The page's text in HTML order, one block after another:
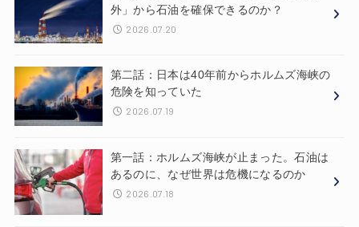
外」から石油を確保できるのか？
2026.07.20
第二話：日本は40年前からホルムズ海峡の
危険を知っていた
2026.07.19
第一話：ホルムズ海峡が止まった。石油は
あるのに、なぜ世界は危機になるのか
2026.07.18